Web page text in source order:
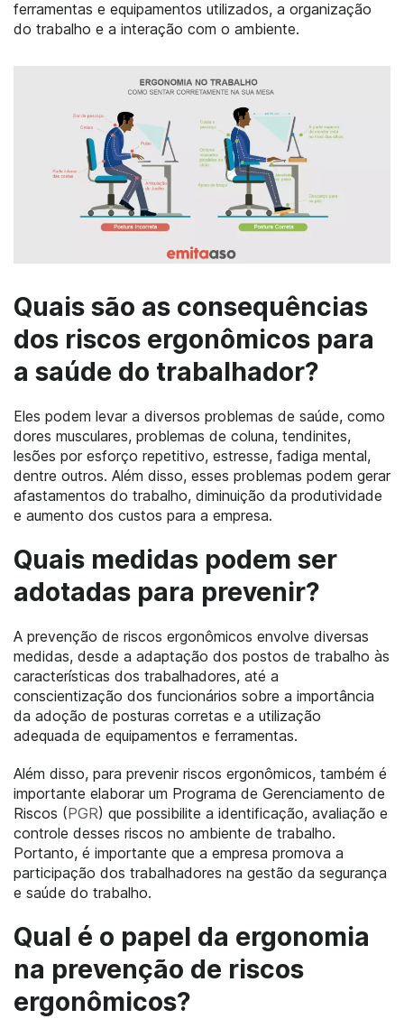
ferramentas e equipamentos utilizados, a organização
do trabalho e a interação com o ambiente.
Quais são as consequências
dos riscos ergonômicos para
a saúde do trabalhador?
Eles podem levar a diversos problemas de saúde, como
dores musculares, problemas de coluna, tendinites,
lesões por esforço repetitivo, estresse, fadiga mental,
dentre outros. Além disso, esses problemas podem gerar
afastamentos do trabalho, diminuição da produtividade
e aumento dos custos para a empresa.
Quais medidas podem ser
adotadas para prevenir?
A prevenção de riscos ergonômicos envolve diversas
medidas, desde a adaptação dos postos de trabalho às
características dos trabalhadores, até a
conscientização dos funcionários sobre a importância
da adoção de posturas corretas e a utilização
adequada de equipamentos e ferramentas.
Além disso, para prevenir riscos ergonômicos, também é
importante elaborar um Programa de Gerenciamento de
Riscos (PGR) que possibilite a identificação, avaliação e
controle desses riscos no ambiente de trabalho.
Portanto, é importante que a empresa promova a
participação dos trabalhadores na gestão da segurança
e saúde do trabalho.
Qual é o papel da ergonomia
na prevenção de riscos
ergonômicos?